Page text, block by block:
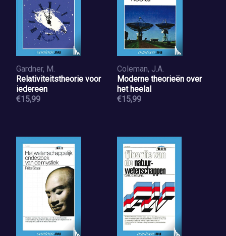
Gardner, M.
Relativiteitstheorie voor
iedereen
€15,99
Coleman, J.A.
Moderne theorieën over
het heelal
€15,99